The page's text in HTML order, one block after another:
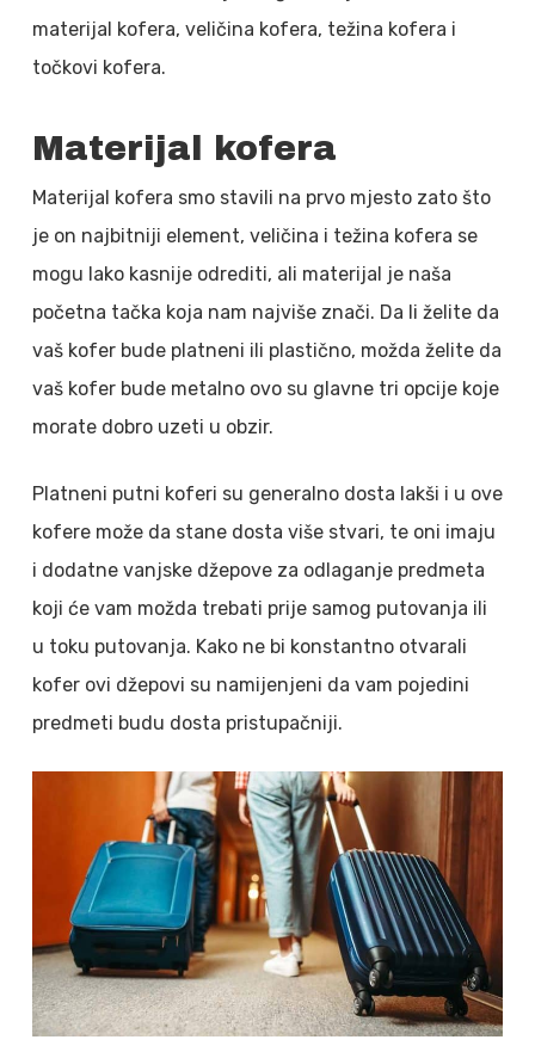
materijal kofera, veličina kofera, težina kofera i
točkovi kofera.
Materijal kofera
Materijal kofera smo stavili na prvo mjesto zato što
je on najbitniji element, veličina i težina kofera se
mogu lako kasnije odrediti, ali materijal je naša
početna tačka koja nam najviše znači. Da li želite da
vaš kofer bude platneni ili plastično, možda želite da
vaš kofer bude metalno ovo su glavne tri opcije koje
morate dobro uzeti u obzir.
Platneni putni koferi su generalno dosta lakši i u ove
kofere može da stane dosta više stvari, te oni imaju
i dodatne vanjske džepove za odlaganje predmeta
koji će vam možda trebati prije samog putovanja ili
u toku putovanja. Kako ne bi konstantno otvarali
kofer ovi džepovi su namijenjeni da vam pojedini
predmeti budu dosta pristupačniji.